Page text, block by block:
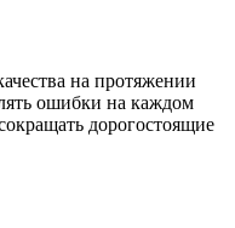
на протяжении
ошибки на каждом
дорогостоящие